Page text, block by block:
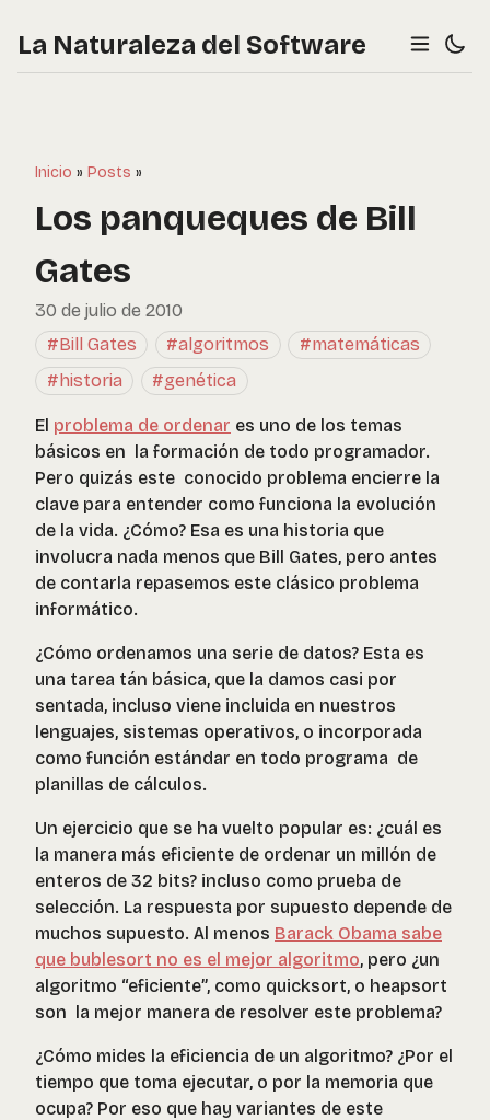
La Naturaleza del Software
Inicio » Posts »
Los panqueques de Bill
Gates
30 de julio de 2010
#Bill Gates
#algoritmos
#matemáticas
#historia
#genética
El problema de ordenar es uno de los temas
básicos en la formación de todo programador.
Pero quizás este conocido problema encierre la
clave para entender como funciona la evolución
de la vida. ¿Cómo? Esa es una historia que
involucra nada menos que Bill Gates, pero antes
de contarla repasemos este clásico problema
informático.
¿Cómo ordenamos una serie de datos? Esta es
una tarea tán básica, que la damos casi por
sentada, incluso viene incluida en nuestros
lenguajes, sistemas operativos, o incorporada
como función estándar en todo programa de
planillas de cálculos.
Un ejercicio que se ha vuelto popular es: ¿cuál es
la manera más eficiente de ordenar un millón de
enteros de 32 bits? incluso como prueba de
selección. La respuesta por supuesto depende de
muchos supuesto. Al menos Barack Obama sabe
que bublesort no es el mejor algoritmo, pero ¿un
algoritmo “eficiente”, como quicksort, o heapsort
son la mejor manera de resolver este problema?
¿Cómo mides la eficiencia de un algoritmo? ¿Por el
tiempo que toma ejecutar, o por la memoria que
ocupa? Por eso que hay variantes de este